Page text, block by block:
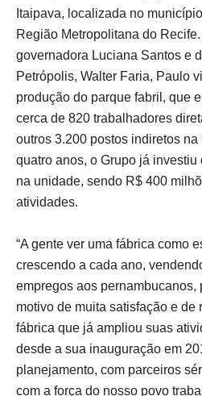
Itaipava, localizada no
Região Metropolitana do
governadora Luciana Santos e
Petrópolis, Walter Faria, Paulo
produção do parque fabril, que
cerca de 820 trabalhadores
outros 3.200 postos indiretos
quatro anos, o Grupo já
na unidade, sendo R$ 400
atividades.
“A gente ver uma fábrica como
crescendo a cada ano,
empregos aos pernambucanos,
motivo de muita satisfação e de
fábrica que já ampliou suas
desde a sua inauguração em
planejamento, com parceiros
com a força do nosso povo